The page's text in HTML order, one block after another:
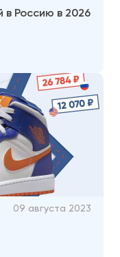
в Россию в 2026
09 августа 2023